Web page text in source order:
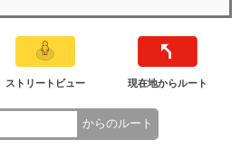
ストリートビュー 現在地からルート
からのルート